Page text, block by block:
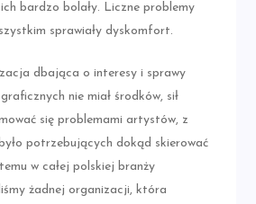
bardzo bolały. Liczne problemy
sprawiały dyskomfort.
dbająca o interesy i sprawy
nie miał środków, sił
się problemami artystów, z
potrzebujących dokąd skierować
w całej polskiej branży
żadnej organizacji, która